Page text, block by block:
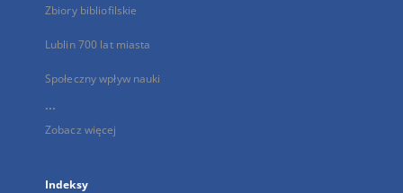
Zbiory bibliofilskie
Lublin 700 lat miasta
Społeczny wpływ nauki
...
Zobacz więcej
Indeksy